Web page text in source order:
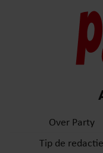
Over Party
Tip de redactie